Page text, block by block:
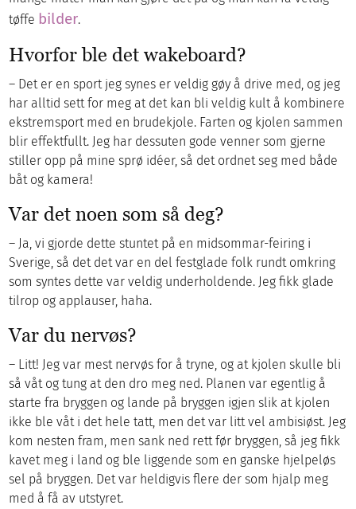
tøffe bilder.
Hvorfor ble det wakeboard?
– Det er en sport jeg synes er veldig gøy å drive med, og jeg
har alltid sett for meg at det kan bli veldig kult å kombinere
ekstremsport med en brudekjole. Farten og kjolen sammen
blir effektfullt. Jeg har dessuten gode venner som gjerne
stiller opp på mine sprø idéer, så det ordnet seg med både
båt og kamera!
Var det noen som så deg?
– Ja, vi gjorde dette stuntet på en midsommar-feiring i
Sverige, så det det var en del festglade folk rundt omkring
som syntes dette var veldig underholdende. Jeg fikk glade
tilrop og applauser, haha.
Var du nervøs?
– Litt! Jeg var mest nervøs for å tryne, og at kjolen skulle bli
så våt og tung at den dro meg ned. Planen var egentlig å
starte fra bryggen og lande på bryggen igjen slik at kjolen
ikke ble våt i det hele tatt, men det var litt vel ambisiøst. Jeg
kom nesten fram, men sank ned rett før bryggen, så jeg fikk
kavet meg i land og ble liggende som en ganske hjelpeløs
sel på bryggen. Det var heldigvis flere der som hjalp meg
med å få av utstyret.